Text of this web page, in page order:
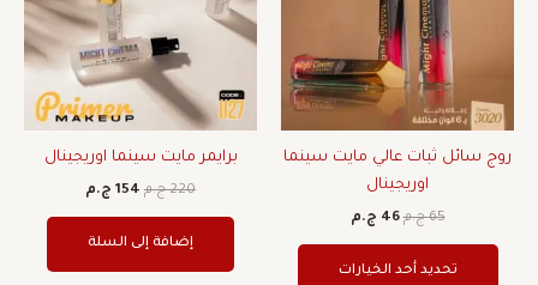
روج سائل ثبات عالي مايت سينما
اوريجينال
65 ج.م 46 ج.م
تحديد أحد الخيارات
المختلفة
المنتج.
يمكن
اختيار
الخيارات
برايمر مايت سينما اوريجينال
220 ج.م 154 ج.م
إضافة إلى السلة